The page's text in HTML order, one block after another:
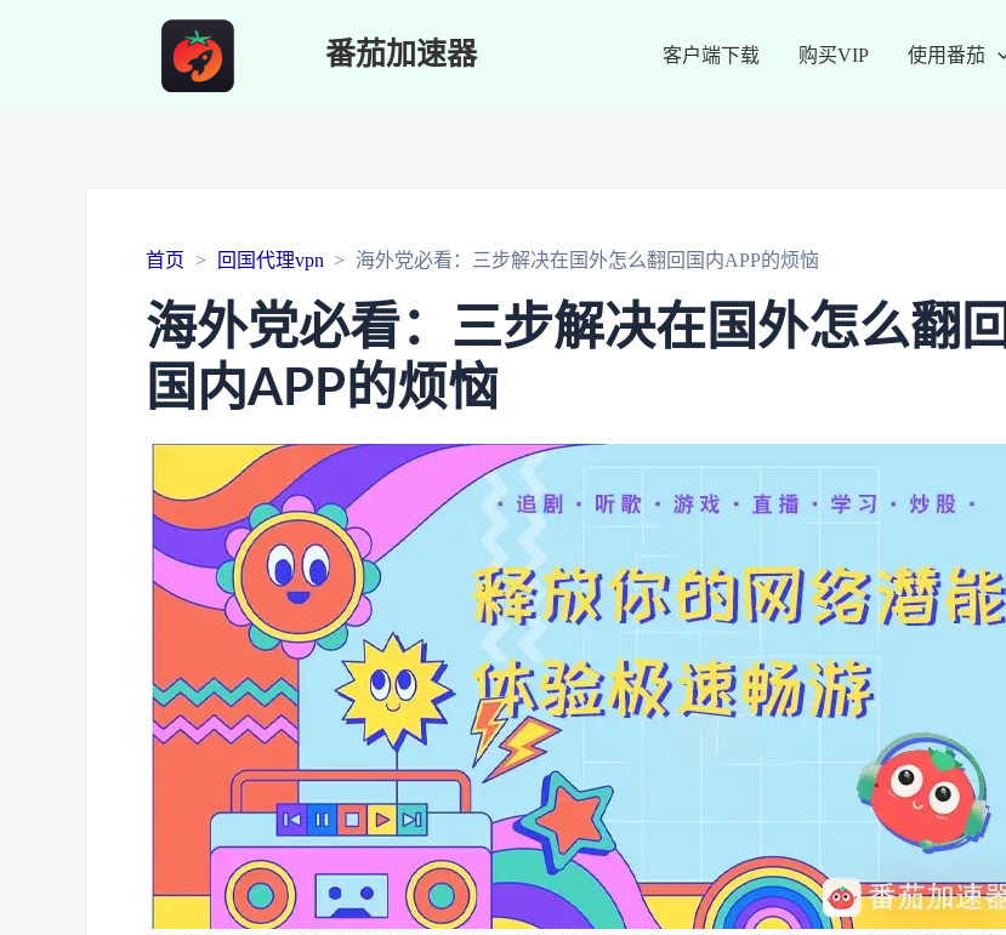
番茄加速器 客户端下载 购买VIP 使用番茄
首页 回国代理vpn 海外党必看：三步解决在国外怎么翻回国内APP的烦恼
海外党必看：三步解决在国外怎么翻回
国内APP的烦恼